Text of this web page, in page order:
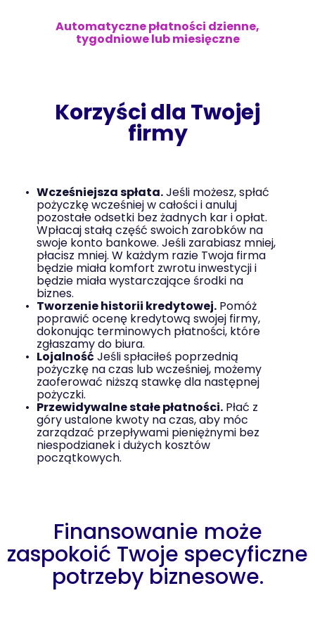
Automatyczne płatności dzienne,
tygodniowe lub miesięczne
Korzyści dla Twojej
firmy
Wcześniejsza spłata.Jeśli możesz, spłać
pożyczkę wcześniej w całości i anuluj
pozostałe odsetki bez żadnych kar i opłat.
Wpłacaj stałą część swoich zarobków na
swoje konto bankowe. Jeśli zarabiasz mniej,
płacisz mniej. W każdym razie Twoja firma
będzie miała komfort zwrotu inwestycji i
będzie miała wystarczające środki na
biznes.
Tworzenie historii kredytowej. Pomóż
poprawić ocenę kredytową swojej firmy,
dokonując terminowych płatności, które
zgłaszamy do biura.
Lojalność Jeśli spłaciłeś poprzednią
pożyczkę na czas lub wcześniej, możemy
zaoferować niższą stawkę dla następnej
pożyczki.
Przewidywalne stałe płatności. Płać z
góry ustalone kwoty na czas, aby móc
zarządzać przepływami pieniężnymi bez
niespodzianek i dużych kosztów
początkowych.
Finansowanie może
zaspokoić Twoje specyficzne
potrzeby biznesowe.